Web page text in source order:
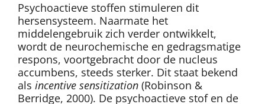
Psychoactieve stoffen stimuleren dit
hersensysteem. Naarmate het
middelengebruik zich verder ontwikkelt,
wordt de neurochemische en gedragsmatige
respons, voortgebracht door de nucleus
accumbens, steeds sterker. Dit staat bekend
als incentive sensitization (Robinson &
Berridge, 2000). De psychoactieve stof en de